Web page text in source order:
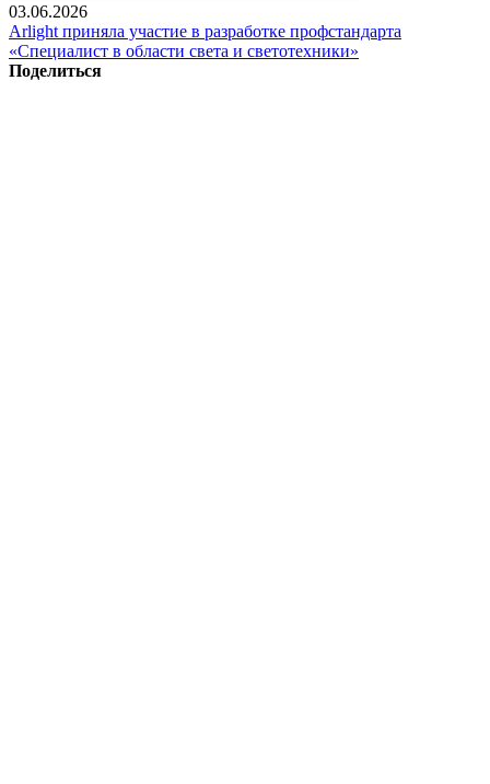
03.06.2026
Arlight приняла участие в разработке профстандарта
«Специалист в области света и светотехники»
Поделиться